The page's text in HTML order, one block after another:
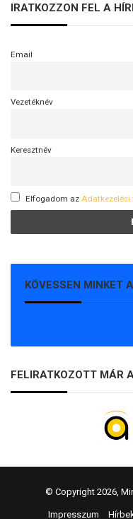
IRATKOZZON FEL A
Email
Vezetéknév
Keresztnév
Elfogadom az Adatkezelési
KÖVESSEN MINKET
FELIRATKOZOTT MÁR
© Copyright 2026,
Impresszum